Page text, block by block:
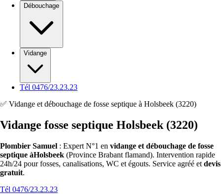
Débouchage
Vidange
Tél 0476/23.23.23
✅ Vidange et débouchage de fosse septique à Holsbeek (3220)
Vidange fosse septique Holsbeek (3220)
Plombier Samuel : Expert N°1 en vidange et débouchage de fosse
septique àHolsbeek (Province Brabant flamand). Intervention rapide
24h/24 pour fosses, canalisations, WC et égouts. Service agréé et devis
gratuit.
Tél 0476/23.23.23